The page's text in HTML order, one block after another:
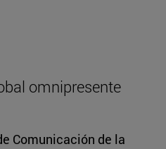
omnipresente
Comunicación de la